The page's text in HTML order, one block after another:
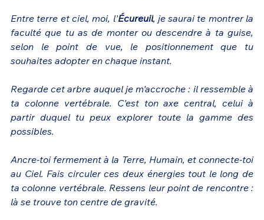
Entre terre et ciel, moi, l’Écureuil, je saurai te montrer la
faculté que tu as de monter ou descendre à ta guise,
selon le point de vue, le positionnement que tu
souhaites adopter en chaque instant.
Regarde cet arbre auquel je m'accroche : il ressemble à
ta colonne vertébrale. C'est ton axe central, celui à
partir duquel tu peux explorer toute la gamme des
possibles.
Ancre-toi fermement à la Terre, Humain, et connecte-toi
au Ciel. Fais circuler ces deux énergies tout le long de
ta colonne vertébrale. Ressens leur point de rencontre :
là se trouve ton centre de gravité.